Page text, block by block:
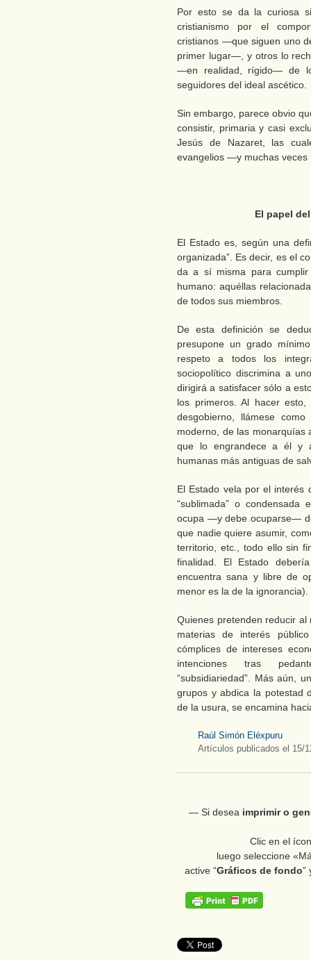
Por esto se da la curiosa
cristianismo por el
cristianos —que siguen uno
primer lugar—, y otros lo
—en realidad, rígido— de
seguidores del ideal ascético.
Sin embargo, parece obvio
consistir, primaria y casi
Jesús de Nazaret, las
evangelios —y muchas veces
El papel
El Estado es, según una
organizada”. Es decir, es el
da a sí misma para
humano: aquéllas
de todos sus miembros.
De esta definición se
presupone un grado
respeto a todos los
sociopolítico discrimina a
dirigirá a satisfacer sólo a
los primeros. Al hacer
desgobierno, llámese
moderno, de las monarquías
que lo engrandece a él y
humanas más antiguas de
El Estado vela por el interés
“sublimada” o
ocupa —y debe ocuparse—
que nadie quiere asumir,
territorio, etc., todo ello sin
finalidad. El Estado
encuentra sana y libre de
menor es la de la ignorancia).
Quienes pretenden reducir
materias de interés
cómplices de intereses
intenciones tras
“subsidiariedad”. Más aún,
grupos y abdica la potestad
de la usura, se encamina
Raúl Simón Eléxpuru
Artículos publicados el 15/
― Si desea imprimir o
Clic en el
luego seleccione
active “Gráficos de fondo”